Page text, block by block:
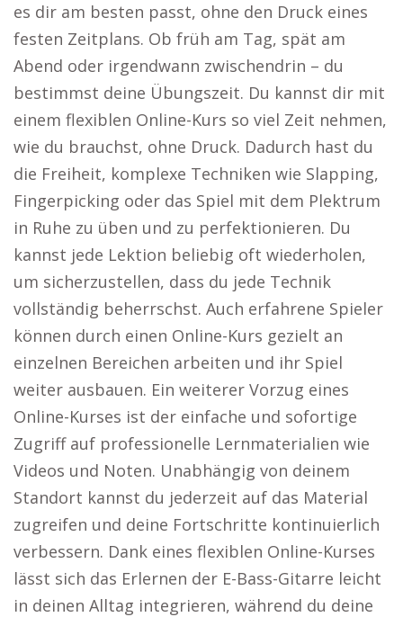
es dir am besten passt, ohne den Druck eines
festen Zeitplans. Ob früh am Tag, spät am
Abend oder irgendwann zwischendrin – du
bestimmst deine Übungszeit. Du kannst dir mit
einem flexiblen Online-Kurs so viel Zeit nehmen,
wie du brauchst, ohne Druck. Dadurch hast du
die Freiheit, komplexe Techniken wie Slapping,
Fingerpicking oder das Spiel mit dem Plektrum
in Ruhe zu üben und zu perfektionieren. Du
kannst jede Lektion beliebig oft wiederholen,
um sicherzustellen, dass du jede Technik
vollständig beherrschst. Auch erfahrene Spieler
können durch einen Online-Kurs gezielt an
einzelnen Bereichen arbeiten und ihr Spiel
weiter ausbauen. Ein weiterer Vorzug eines
Online-Kurses ist der einfache und sofortige
Zugriff auf professionelle Lernmaterialien wie
Videos und Noten. Unabhängig von deinem
Standort kannst du jederzeit auf das Material
zugreifen und deine Fortschritte kontinuierlich
verbessern. Dank eines flexiblen Online-Kurses
lässt sich das Erlernen der E-Bass-Gitarre leicht
in deinen Alltag integrieren, während du deine